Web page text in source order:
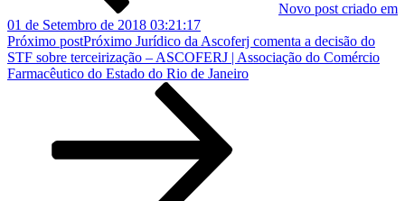
Novo post criado em
01 de Setembro de 2018 03:21:17
Próximo postPróximo Jurídico da Ascoferj comenta a decisão do
STF sobre terceirização – ASCOFERJ | Associação do Comércio
Farmacêutico do Estado do Rio de Janeiro